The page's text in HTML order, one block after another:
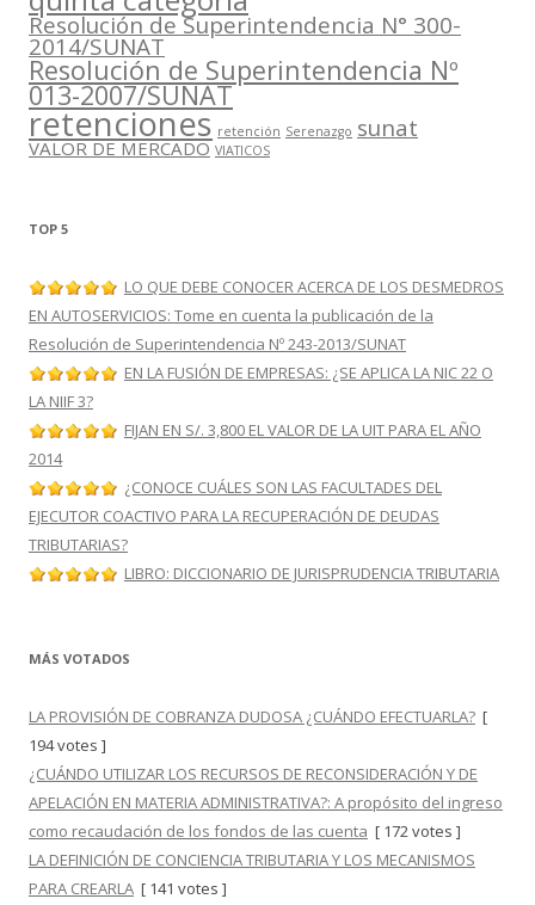
Resolución de Superintendencia N° 300-
2014/SUNAT
Resolución de Superintendencia Nº
013-2007/SUNAT
retenciones retención Serenazgo sunat
VALOR DE MERCADO VIATICOS
TOP 5
LO QUE DEBE CONOCER ACERCA DE LOS DESMEDROS
EN AUTOSERVICIOS: Tome en cuenta la publicación de la
Resolución de Superintendencia Nº 243-2013/SUNAT
EN LA FUSIÓN DE EMPRESAS: ¿SE APLICA LA NIC 22 O
LA NIIF 3?
FIJAN EN S/. 3,800 EL VALOR DE LA UIT PARA EL AÑO
2014
¿CONOCE CUÁLES SON LAS FACULTADES DEL
EJECUTOR COACTIVO PARA LA RECUPERACIÓN DE DEUDAS
TRIBUTARIAS?
LIBRO: DICCIONARIO DE JURISPRUDENCIA TRIBUTARIA
MÁS VOTADOS
LA PROVISIÓN DE COBRANZA DUDOSA ¿CUÁNDO EFECTUARLA? [
194 votes ]
¿CUÁNDO UTILIZAR LOS RECURSOS DE RECONSIDERACIÓN Y DE
APELACIÓN EN MATERIA ADMINISTRATIVA?: A propósito del ingreso
como recaudación de los fondos de las cuenta [ 172 votes ]
LA DEFINICIÓN DE CONCIENCIA TRIBUTARIA Y LOS MECANISMOS
PARA CREARLA [ 141 votes ]